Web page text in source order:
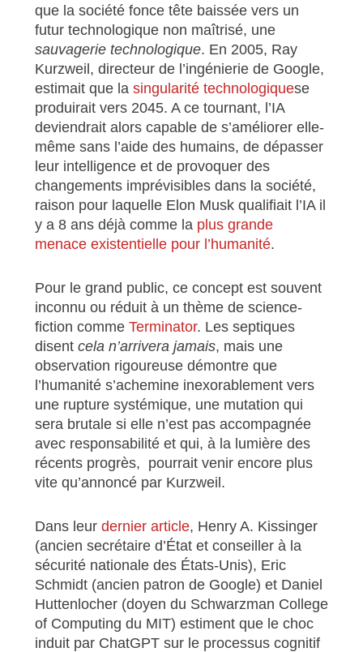
que la société fonce tête baissée vers un
futur technologique non maîtrisé, une
sauvagerie technologique. En 2005, Ray
Kurzweil, directeur de l’ingénierie de Google,
estimait que la singularité technologiquese
produirait vers 2045. A ce tournant, l’IA
deviendrait alors capable de s’améliorer elle-
même sans l’aide des humains, de dépasser
leur intelligence et de provoquer des
changements imprévisibles dans la société,
raison pour laquelle Elon Musk qualifiait l’IA il
y a 8 ans déjà comme la plus grande
menace existentielle pour l’humanité.
Pour le grand public, ce concept est souvent
inconnu ou réduit à un thème de science-
fiction comme Terminator. Les septiques
disent cela n’arrivera jamais, mais une
observation rigoureuse démontre que
l’humanité s’achemine inexorablement vers
une rupture systémique, une mutation qui
sera brutale si elle n’est pas accompagnée
avec responsabilité et qui, à la lumière des
récents progrès, pourrait venir encore plus
vite qu’annoncé par Kurzweil.
Dans leur dernier article, Henry A. Kissinger
(ancien secrétaire d’État et conseiller à la
sécurité nationale des États-Unis), Eric
Schmidt (ancien patron de Google) et Daniel
Huttenlocher (doyen du Schwarzman College
of Computing du MIT) estiment que le choc
induit par ChatGPT sur le processus cognitif